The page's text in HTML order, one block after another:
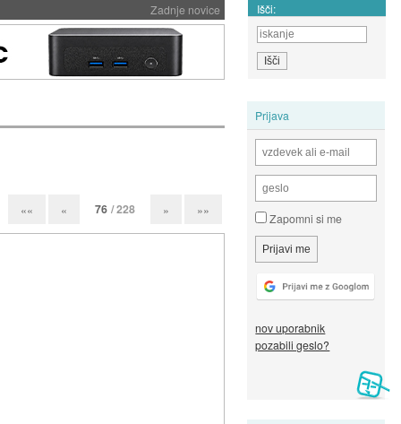
Zadnje novice Išči:
Prijava
Zapomni si me
nov uporabnik
pozabili geslo?
«« « 76 / 228 » »»